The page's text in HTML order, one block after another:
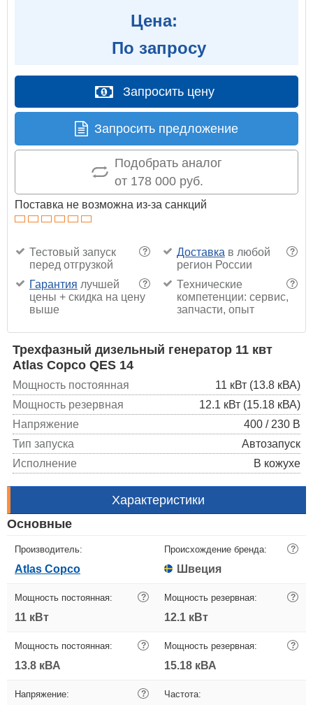
Цена:
По запросу
Запросить цену
Запросить предложение
Подобрать аналог
от 178 000 руб.
Поставка не возможна из-за санкций
?
Тестовый запуск
перед отгрузкой
?
Доставка в любой
регион России
?
Гарантия лучшей
цены + скидка на цену
выше
?
Технические
компетенции: сервис,
запчасти, опыт
Трехфазный дизельный генератор 11 квт
Atlas Copco QES 14
Мощность постоянная
11 кВт (13.8 кВА)
Мощность резервная
12.1 кВт (15.18 кВА)
Напряжение
400 / 230 В
Тип запуска
Автозапуск
Исполнение
В кожухе
Характеристики
Основные
Производитель:
Atlas Copco
Происхождение бренда: ?
Швеция
Мощность постоянная: ?
11 кВт
Мощность резервная: ?
12.1 кВт
Мощность постоянная: ?
13.8 кВА
Мощность резервная: ?
15.18 кВА
Напряжение: ? Частота: